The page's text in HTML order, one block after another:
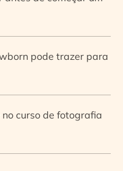
pode trazer para
curso de fotografia